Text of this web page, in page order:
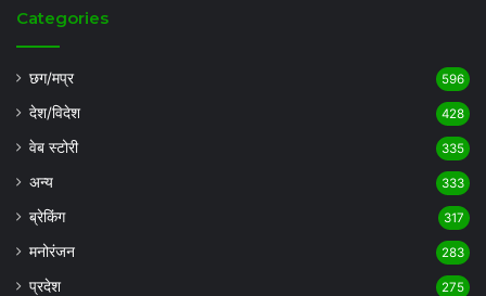
Categories
छग/मप्र 596
देश/विदेश 428
वेब स्टोरी 335
अन्य 333
ब्रेकिंग 317
मनोरंजन 283
प्रदेश 275